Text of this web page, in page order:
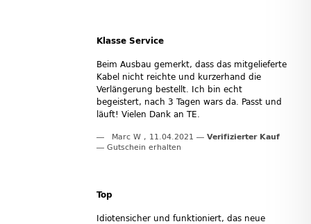
Klasse Service
Beim Ausbau gemerkt, dass das mitgelieferte
Kabel nicht reichte und kurzerhand die
Verlängerung bestellt. Ich bin echt
begeistert, nach 3 Tagen wars da. Passt und
läuft! Vielen Dank an TE.
Marc W , 11.04.2021
Verifizierter Kauf
Gutschein erhalten
Top
Idiotensicher und funktioniert, das neue